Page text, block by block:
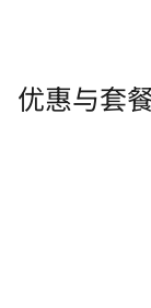
优惠与套